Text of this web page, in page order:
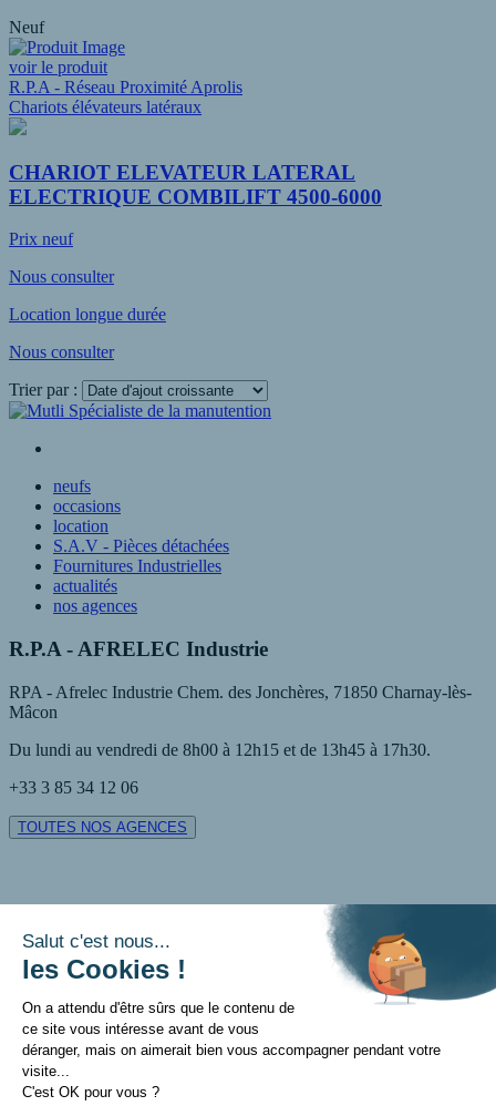
Neuf
voir le produit
R.P.A - Réseau Proximité Aprolis
Chariots élévateurs latéraux
CHARIOT ELEVATEUR LATERAL
ELECTRIQUE COMBILIFT 4500-6000
Prix neuf
Nous consulter
Location longue durée
Nous consulter
Trier par :
neufs
occasions
location
S.A.V - Pièces détachées
Fournitures Industrielles
actualités
nos agences
R.P.A - AFRELEC Industrie
RPA - Afrelec Industrie Chem. des Jonchères, 71850 Charnay-lès-
Mâcon
Du lundi au vendredi de 8h00 à 12h15 et de 13h45 à 17h30.
+33 3 85 34 12 06
TOUTES NOS AGENCES